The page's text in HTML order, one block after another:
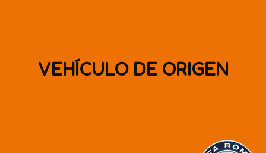
VEHÍCULO DE ORIGEN